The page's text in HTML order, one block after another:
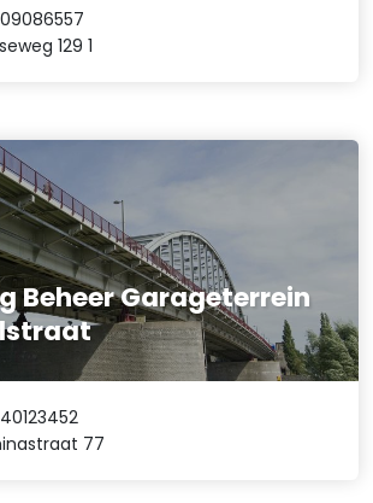
09086557
129 1
Beheer Garageterrein
40123452
77